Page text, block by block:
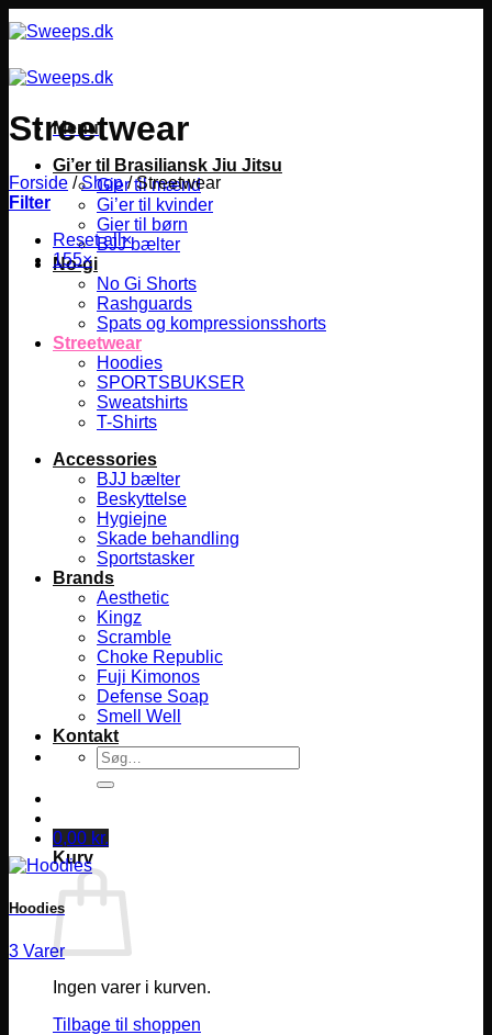
til
Menu
Gi’er til Brasiliansk Jiu Jitsu
Gier til mænd
Gi’er til kvinder
Gier til børn
BJJ bælter
No-gi
No Gi Shorts
Rashguards
Spats og kompressionsshorts
Streetwear
Hoodies
SPORTSBUKSER
Sweatshirts
T-Shirts
Accessories
BJJ bælter
Beskyttelse
Hygiejne
Skade behandling
Sportstasker
Brands
Aesthetic
Kingz
Scramble
Choke Republic
Fuji Kimonos
Defense Soap
Smell Well
Kontakt
Søg
efter:
0,00 kr.
Kurv
Ingen varer i kurven.
Tilbage til shoppen
Streetwear
Forside / Shop /Streetwear
Filter
Reset all×
155×
Hoodies
3 Varer